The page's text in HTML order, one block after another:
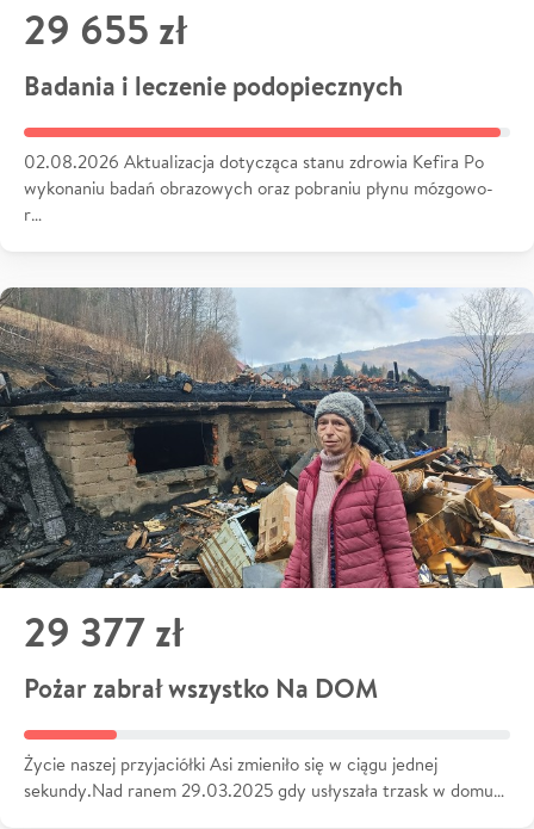
29 655 zł
Badania i leczenie podopiecznych
02.08.2026 Aktualizacja dotycząca stanu zdrowia Kefira Po
wykonaniu badań obrazowych oraz pobraniu płynu mózgowo-
r…
29 377 zł
Pożar zabrał wszystko Na DOM
Życie naszej przyjaciółki Asi zmieniło się w ciągu jednej
sekundy.Nad ranem 29.03.2025 gdy usłyszała trzask w domu…